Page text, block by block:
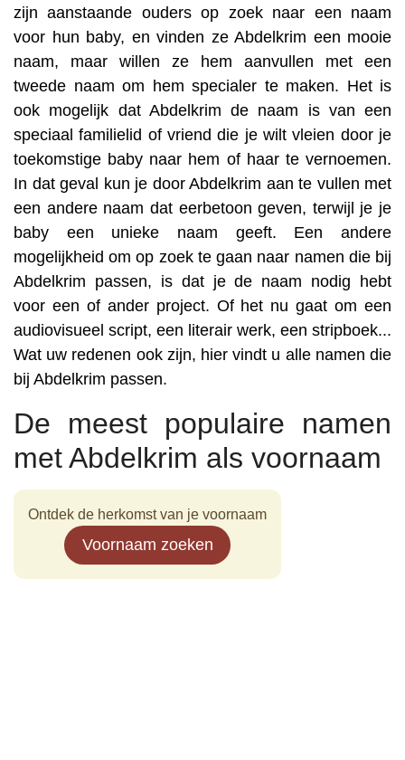
zijn aanstaande ouders op zoek naar een naam
voor hun baby, en vinden ze Abdelkrim een mooie
naam, maar willen ze hem aanvullen met een
tweede naam om hem specialer te maken. Het is
ook mogelijk dat Abdelkrim de naam is van een
speciaal familielid of vriend die je wilt vleien door je
toekomstige baby naar hem of haar te vernoemen.
In dat geval kun je door Abdelkrim aan te vullen met
een andere naam dat eerbetoon geven, terwijl je je
baby een unieke naam geeft. Een andere
mogelijkheid om op zoek te gaan naar namen die bij
Abdelkrim passen, is dat je de naam nodig hebt
voor een of ander project. Of het nu gaat om een
audiovisueel script, een literair werk, een stripboek...
Wat uw redenen ook zijn, hier vindt u alle namen die
bij Abdelkrim passen.
De meest populaire namen
met Abdelkrim als voornaam
Ontdek de herkomst van je voornaam
Voornaam zoeken